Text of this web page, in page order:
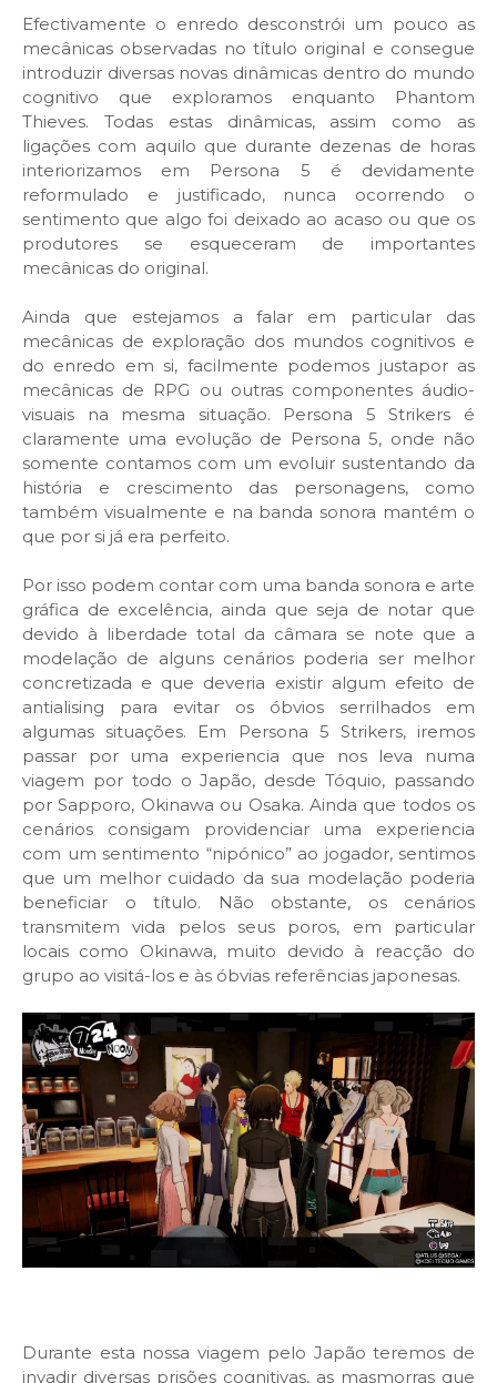
Efectivamente o enredo desconstrói um pouco as
mecânicas observadas no título original e consegue
introduzir diversas novas dinâmicas dentro do mundo
cognitivo que exploramos enquanto Phantom
Thieves. Todas estas dinâmicas, assim como as
ligações com aquilo que durante dezenas de horas
interiorizamos em Persona 5 é devidamente
reformulado e justificado, nunca ocorrendo o
sentimento que algo foi deixado ao acaso ou que os
produtores se esqueceram de importantes
mecânicas do original.
Ainda que estejamos a falar em particular das
mecânicas de exploração dos mundos cognitivos e
do enredo em si, facilmente podemos justapor as
mecânicas de RPG ou outras componentes áudio-
visuais na mesma situação. Persona 5 Strikers é
claramente uma evolução de Persona 5, onde não
somente contamos com um evoluir sustentando da
história e crescimento das personagens, como
também visualmente e na banda sonora mantém o
que por si já era perfeito.
Por isso podem contar com uma banda sonora e arte
gráfica de excelência, ainda que seja de notar que
devido à liberdade total da câmara se note que a
modelação de alguns cenários poderia ser melhor
concretizada e que deveria existir algum efeito de
antialising para evitar os óbvios serrilhados em
algumas situações. Em Persona 5 Strikers, iremos
passar por uma experiencia que nos leva numa
viagem por todo o Japão, desde Tóquio, passando
por Sapporo, Okinawa ou Osaka. Ainda que todos os
cenários consigam providenciar uma experiencia
com um sentimento “nipónico” ao jogador, sentimos
que um melhor cuidado da sua modelação poderia
beneficiar o título. Não obstante, os cenários
transmitem vida pelos seus poros, em particular
locais como Okinawa, muito devido à reacção do
grupo ao visitá-los e às óbvias referências japonesas.
Durante esta nossa viagem pelo Japão teremos de
invadir diversas prisões cognitivas, as masmorras que